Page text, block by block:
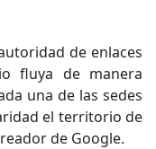
de enlaces
fluya de manera
una de las sedes
el territorio de
de Google.